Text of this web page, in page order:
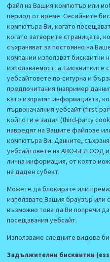
файл на Вашия компютър или
период от време. Сесийните
компютъра Ви, когато
когато затворите страницата,
съхраняват за постоянно на
компании използват бисквитки
използваемостта. Бисквитките
уебсайтовете по-сигурна и
предпочитания (например
като изпратят информацията,
първоначалния уебсайт (first-
който ги е задал (third-party
навредят на Вашите файлове
компютъра Ви. Данните,
уебсайтовете на АВО-БЕЛ ООД
лична информация, от която
на даден субект.
Можете да блокирате или
използвате Вашия браузър или
възможно това да Ви попречи
посещавания уебсайт.
Използваме следните видове
Задължителни бисквитки